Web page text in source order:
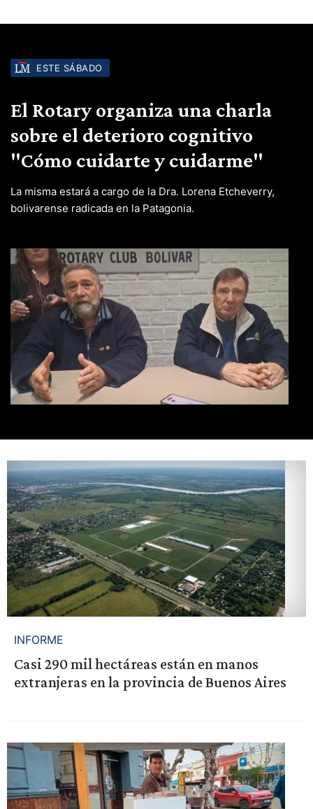
ESTE SÁBADO
El Rotary organiza una charla
sobre el deterioro cognitivo
"Cómo cuidarte y cuidarme"
La misma estará a cargo de la Dra. Lorena Etcheverry,
bolivarense radicada en la Patagonia.
INFORME
Casi 290 mil hectáreas están en manos
extranjeras en la provincia de Buenos Aires